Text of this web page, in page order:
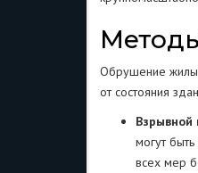
Обрушение
от состояния
Взрывной
могут
всех мер